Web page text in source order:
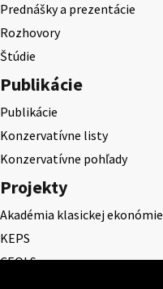
Prednášky a prezentácie
Rozhovory
Štúdie
Publikácie
Publikácie
Konzervatívne listy
Konzervatívne pohľady
Projekty
Akadémia klasickej ekonómie
KEPS
CEQLS